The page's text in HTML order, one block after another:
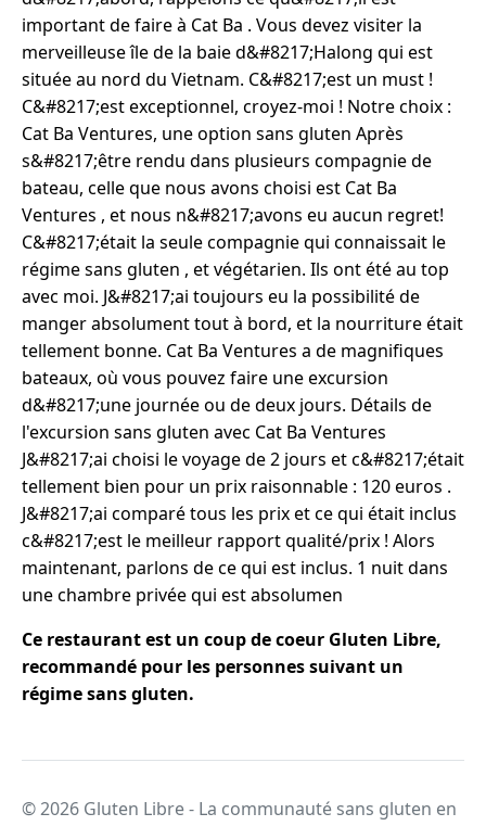
important de faire à Cat Ba . Vous devez visiter la
merveilleuse île de la baie d&#8217;Halong qui est
située au nord du Vietnam. C&#8217;est un must !
C&#8217;est exceptionnel, croyez-moi ! Notre choix :
Cat Ba Ventures, une option sans gluten Après
s&#8217;être rendu dans plusieurs compagnie de
bateau, celle que nous avons choisi est Cat Ba
Ventures , et nous n&#8217;avons eu aucun regret!
C&#8217;était la seule compagnie qui connaissait le
régime sans gluten , et végétarien. Ils ont été au top
avec moi. J&#8217;ai toujours eu la possibilité de
manger absolument tout à bord, et la nourriture était
tellement bonne. Cat Ba Ventures a de magnifiques
bateaux, où vous pouvez faire une excursion
d&#8217;une journée ou de deux jours. Détails de
l'excursion sans gluten avec Cat Ba Ventures
J&#8217;ai choisi le voyage de 2 jours et c&#8217;était
tellement bien pour un prix raisonnable : 120 euros .
J&#8217;ai comparé tous les prix et ce qui était inclus
c&#8217;est le meilleur rapport qualité/prix ! Alors
maintenant, parlons de ce qui est inclus. 1 nuit dans
une chambre privée qui est absolumen
Ce restaurant est un coup de coeur Gluten Libre,
recommandé pour les personnes suivant un
régime sans gluten.
© 2026 Gluten Libre - La communauté sans gluten en